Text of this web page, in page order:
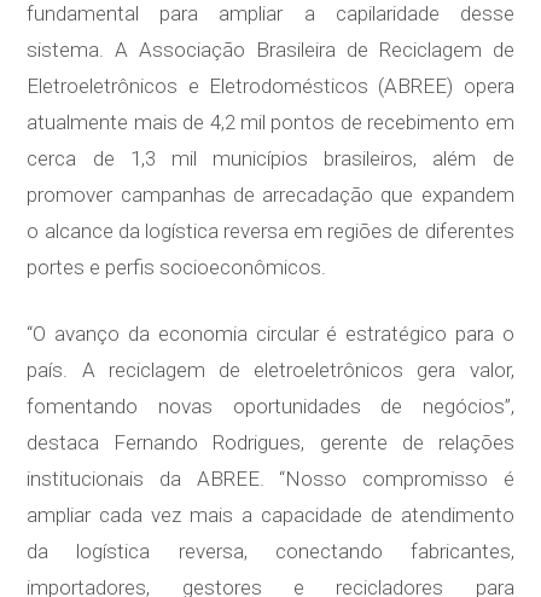
fundamental para ampliar a capilaridade desse
sistema. A Associação Brasileira de Reciclagem de
Eletroeletrônicos e Eletrodomésticos (ABREE) opera
atualmente mais de 4,2 mil pontos de recebimento em
cerca de 1,3 mil municípios brasileiros, além de
promover campanhas de arrecadação que expandem
o alcance da logística reversa em regiões de diferentes
portes e perfis socioeconômicos.
“O avanço da economia circular é estratégico para o
país. A reciclagem de eletroeletrônicos gera valor,
fomentando novas oportunidades de negócios”,
destaca Fernando Rodrigues, gerente de relações
institucionais da ABREE. “Nosso compromisso é
ampliar cada vez mais a capacidade de atendimento
da logística reversa, conectando fabricantes,
importadores, gestores e recicladores para